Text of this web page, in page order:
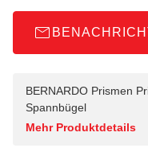
BERNARDO Prismen
Spannbügel
Mehr Produktdetails